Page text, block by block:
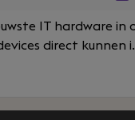
IT hardware in
direct kunnen